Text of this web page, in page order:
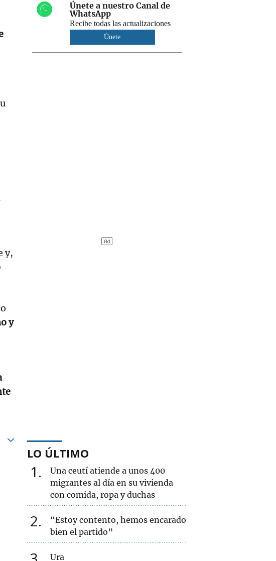
y,
y
Únete a nuestro Canal de
WhatsApp
Recibe todas las actualizaciones
Únete
LO ÚLTIMO
1
Una ceutí atiende a unos 400
migrantes al día en su vivienda
con comida, ropa y duchas
2
“Estoy contento, hemos encarado
bien el partido”
Ura